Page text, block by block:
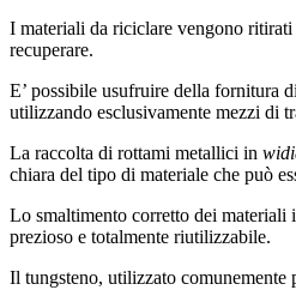
I materiali da riciclare vengono
recuperare.
E’ possibile usufruire della fornitura
utilizzando esclusivamente mezzi di
La raccolta di rottami metallici in
chiara del tipo di materiale che può
Lo smaltimento corretto dei materiali
prezioso e totalmente riutilizzabile.
Il tungsteno, utilizzato comunemente